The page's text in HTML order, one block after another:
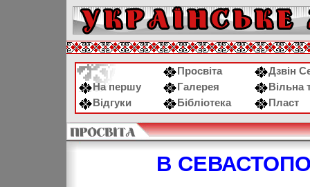
Просвіта
Дзвін
На першу
Галерея
Вільна
Відгуки
Бібліотека Пласт
В